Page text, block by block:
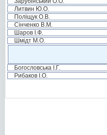
Литвин Ю.О.
Поліщук О.В.
Сінченко В.М.
Шаров І.Ф.
Шмідт М.О.
Богословська І.Г.
Рибаков І.О.